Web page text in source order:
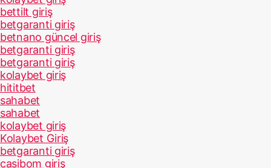
bettilt giriş
betgaranti giriş
betnano güncel giriş
betgaranti giriş
betgaranti giriş
kolaybet giriş
hititbet
sahabet
sahabet
kolaybet giriş
Kolaybet Giriş
betgaranti giriş
casibom giriş